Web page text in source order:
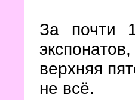
За почти
верхняя
не всё.